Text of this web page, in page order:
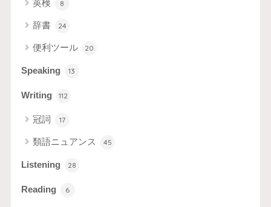
英検 8
辞書 24
便利ツール 20
Speaking 13
Writing 112
冠詞 17
類語ニュアンス 45
Listening 28
Reading 6